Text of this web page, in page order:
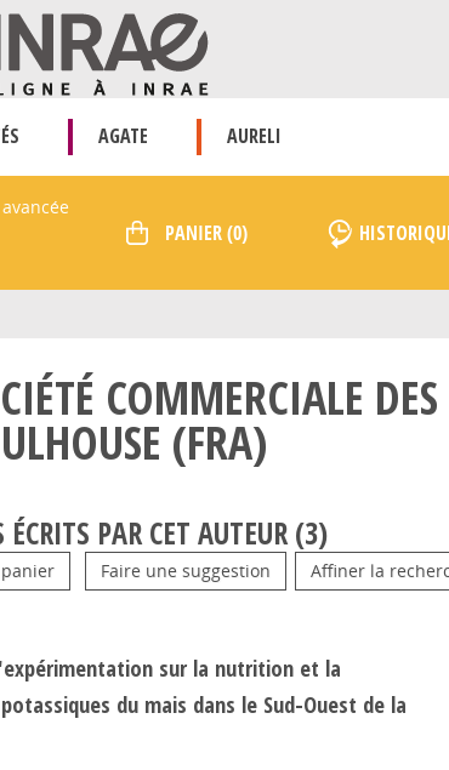
AGATE AURELI
COMMERCIALE DES
(FRA)
PAR CET AUTEUR (3)
Faire une suggestion Affiner la
sur la nutrition et la
du mais dans le Sud-Ouest de la